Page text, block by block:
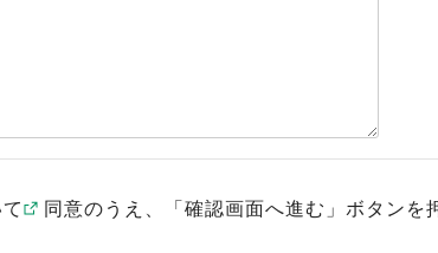
同意のうえ、「確認画面へ進む」ボタンを